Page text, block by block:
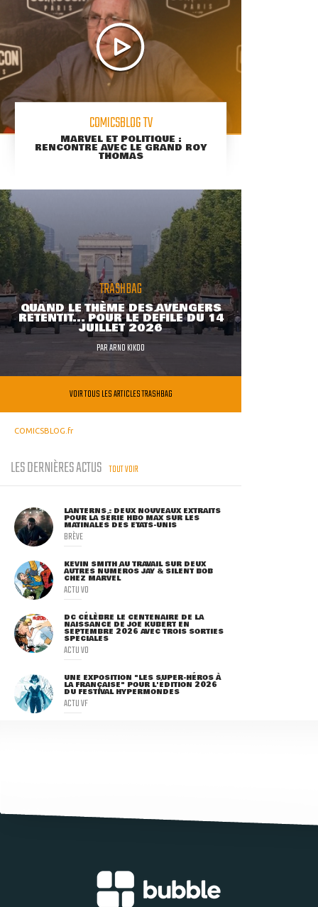
COMICSBLOG TV
MARVEL ET POLITIQUE :
RENCONTRE AVEC LE GRAND ROY
THOMAS
TRASHBAG
QUAND LE THÈME DES AVENGERS
RETENTIT... POUR LE DÉFILÉ DU 14
JUILLET 2026
PARARNO KIKOO
VOIR TOUS LES ARTICLES TRASHBAG
COMICSBLOG.fr
LES DERNIÈRES ACTUS TOUT VOIR
LANTERNS : DEUX NOUVEAUX EXTRAITS
POUR LA SÉRIE HBO MAX SUR LES
MATINALES DES ETATS-UNIS
BRÈVE
KEVIN SMITH AU TRAVAIL SUR DEUX
AUTRES NUMÉROS JAY & SILENT BOB
CHEZ MARVEL
ACTU VO
DC CÉLÈBRE LE CENTENAIRE DE LA
NAISSANCE DE JOE KUBERT EN
SEPTEMBRE 2026 AVEC TROIS SORTIES
SPÉCIALES
ACTU VO
UNE EXPOSITION "LES SUPER-HÉROS À
LA FRANÇAISE" POUR L'ÉDITION 2026
DU FESTIVAL HYPERMONDES
ACTU VF